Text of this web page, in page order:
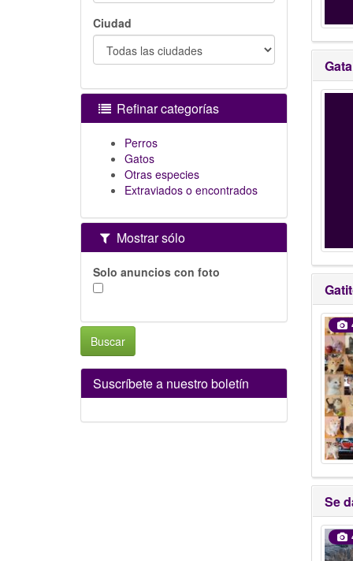
Se
Ciudad
Refinar categorías
Perros
Gatos
Otras especies
Extraviados o encontrados
Mostrar sólo
Solo anuncios con foto
Buscar
Suscríbete a nuestro boletín